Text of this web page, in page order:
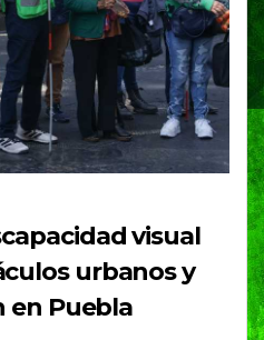
visual
urbanos y
en Puebla